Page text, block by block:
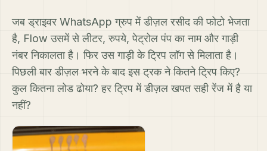
जब ड्राइवर WhatsApp ग्रुप में डीज़ल रसीद की फोटो भेजता
है, Flow उसमें से लीटर, रुपये, पेट्रोल पंप का नाम और गाड़ी
नंबर निकालता है। फिर उस गाड़ी के ट्रिप लॉग से मिलाता है।
पिछली बार डीज़ल भरने के बाद इस ट्रक ने कितने ट्रिप किए?
कुल कितना लोड ढोया? हर ट्रिप में डीज़ल खपत सही रेंज में है या
नहीं?